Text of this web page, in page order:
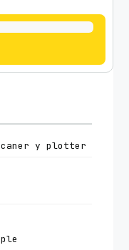
y plotter